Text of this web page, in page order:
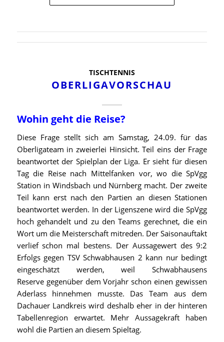
TISCHTENNIS
OBERLIGAVORSCHAU
Wohin geht die Reise?
Diese Frage stellt sich am Samstag, 24.09. für das
Oberligateam in zweierlei Hinsicht. Teil eins der Frage
beantwortet der Spielplan der Liga. Er sieht für diesen
Tag die Reise nach Mittelfanken vor, wo die SpVgg
Station in Windsbach und Nürnberg macht. Der zweite
Teil kann erst nach den Partien an diesen Stationen
beantwortet werden. In der Ligenszene wird die SpVgg
hoch gehandelt und zu den Teams gerechnet, die ein
Wort um die Meisterschaft mitreden. Der Saisonauftakt
verlief schon mal bestens. Der Aussagewert des 9:2
Erfolgs gegen TSV Schwabhausen 2 kann nur bedingt
eingeschätzt werden, weil Schwabhausens
Reserve gegenüber dem Vorjahr schon einen gewissen
Aderlass hinnehmen musste. Das Team aus dem
Dachauer Landkreis wird deshalb eher in der hinteren
Tabellenregion erwartet. Mehr Aussagekraft haben
wohl die Partien an diesem Spieltag.